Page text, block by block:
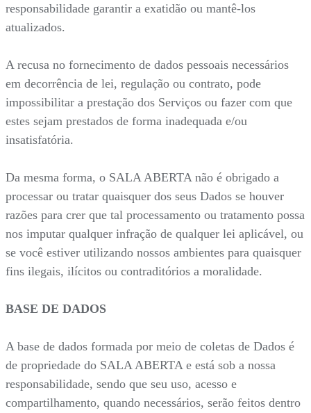
responsabilidade garantir a exatidão ou mantê-los
atualizados.
A recusa no fornecimento de dados pessoais necessários
em decorrência de lei, regulação ou contrato, pode
impossibilitar a prestação dos Serviços ou fazer com que
estes sejam prestados de forma inadequada e/ou
insatisfatória.
Da mesma forma, o SALA ABERTA não é obrigado a
processar ou tratar quaisquer dos seus Dados se houver
razões para crer que tal processamento ou tratamento possa
nos imputar qualquer infração de qualquer lei aplicável, ou
se você estiver utilizando nossos ambientes para quaisquer
fins ilegais, ilícitos ou contraditórios a moralidade.
BASE DE DADOS
A base de dados formada por meio de coletas de Dados é
de propriedade do SALA ABERTA e está sob a nossa
responsabilidade, sendo que seu uso, acesso e
compartilhamento, quando necessários, serão feitos dentro